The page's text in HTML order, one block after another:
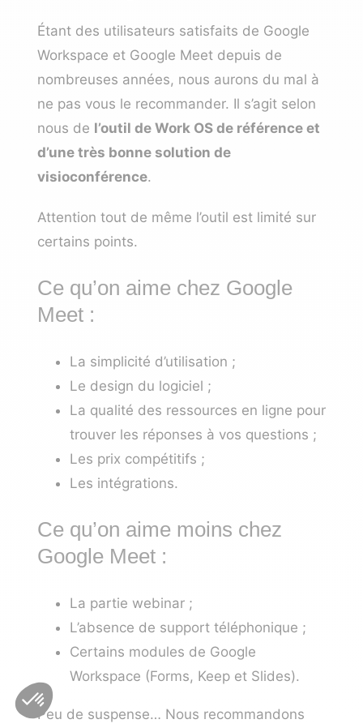
Étant des utilisateurs satisfaits de Google
Workspace et Google Meet depuis de
nombreuses années, nous aurons du mal à
ne pas vous le recommander. Il s’agit selon
nous de l’outil de Work OS de référence et
d’une très bonne solution de
visioconférence.
Attention tout de même l’outil est limité sur
certains points.
Ce qu’on aime chez Google
Meet :
La simplicité d’utilisation ;
Le design du logiciel ;
La qualité des ressources en ligne pour
trouver les réponses à vos questions ;
Les prix compétitifs ;
Les intégrations.
Ce qu’on aime moins chez
Google Meet :
La partie webinar ;
L’absence de support téléphonique ;
Certains modules de Google
Workspace (Forms, Keep et Slides).
Peu de suspense… Nous recommandons